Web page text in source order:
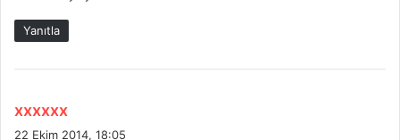
k
i
Yanıtla
xxxxxx
e
22 Ekim 2014, 18:05